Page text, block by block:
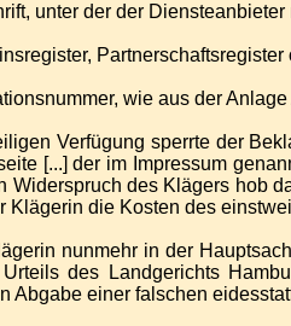
unter der der
wie aus der
Verfügung sperrte der
[...] der im Impressum
Widerspruch des Klägers hob
Klägerin die Kosten des
nunmehr in der
des Landgerichts
Abgabe einer falschen